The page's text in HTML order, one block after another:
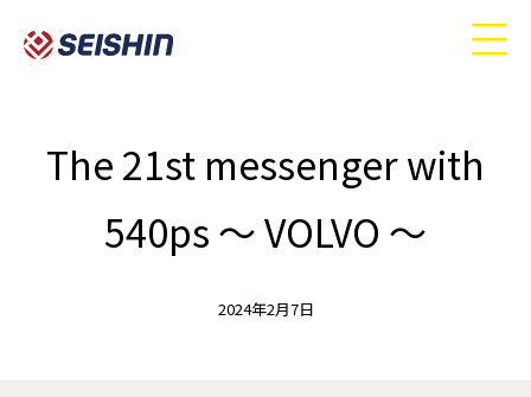
The 21st messenger with
540ps ～ VOLVO ～
2024年2月7日